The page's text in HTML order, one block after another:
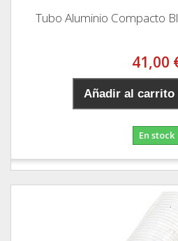
Tubo Aluminio Compacto
41,00
Añadir al carrito
En stock